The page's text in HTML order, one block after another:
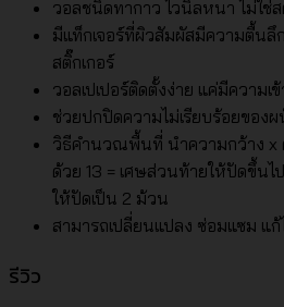
วอลชนิดทากาว ไวนิลหนา ไม่ใช่ส
มีแท็กเจอร์ที่ผิวสัมผัสมีความตื้นลึ
สติ๊กเกอร์
วอลเปเปอร์ติดตั้งง่าย แค่มีความเ
ช่วยปกปิดความไม่เรียบร้อยของ
วิธีคำนวณพื้นที่ นำความกว้าง x
ด้วย 13 = เศษส่วนท้ายให้ปัดขึ้นไ
ให้ปัดเป็น 2 ม้วน
สามารถเปลี่ยนแปลง ซ่อมแซม แก้
รีวิว